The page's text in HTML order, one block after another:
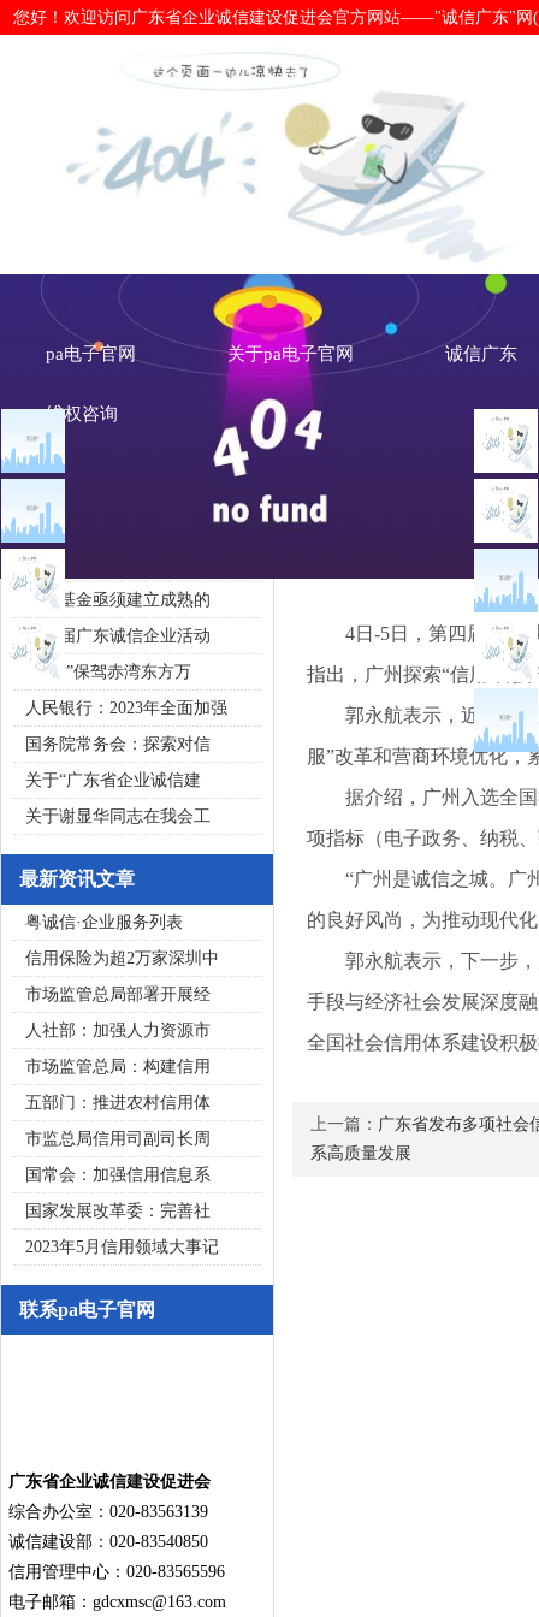
您好！欢迎访问广东省企业诚信建设促进会官方网站——"诚信广东"网
广州市市长郭永航：广州“信易贷”
1600亿元-pa电子官网
pa电子官网 关于pa电子官网 诚信广东
维权咨询
文章点击排行
重大突发公共卫生事件一
2020广东省守合同重信用企
私募基金亟须建立成熟的
第五届广东诚信企业活动
“诚信”保驾赤湾东方万
人民银行：2023年全面加强
国务院常务会：探索对信
关于“广东省企业诚信建
关于谢显华同志在我会工
最新资讯文章
粤诚信·企业服务列表
信用保险为超2万家深圳中
市场监管总局部署开展经
人社部：加强人力资源市
市场监管总局：构建信用
五部门：推进农村信用体
市监总局信用司副司长周
国常会：加强信用信息系
国家发展改革委：完善社
2023年5月信用领域大事记
联系pa电子官网
广东省企业诚信建设促进会
综合办公室：020-83563139
诚信建设部：020-83540850
信用管理中心：020-83565596
电子邮箱： gdcxmsc@163.com
诚信广东
广
4日-5日，第四届中国城
指出，广州探索“信用 科
郭永航表示，近年来，
服”改革和营商环境优化，
据介绍，广州入选全国
项指标（电子政务、纳税
“广州是诚信之城。广州
的良好风尚，为推动现代
郭永航表示，下一步，
手段与经济社会发展深度
全国社会信用体系建设积
上一篇： 广东省发布多项社会
系高质量发展